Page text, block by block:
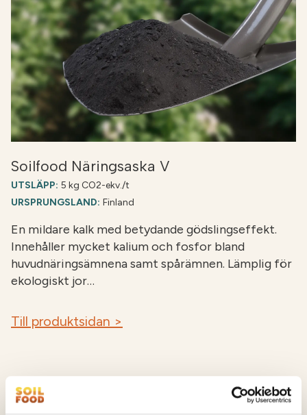
Soilfood Näringsaska V
UTSLÄPP: 5 kg CO2-ekv./t
URSPRUNGSLAND: Finland
En mildare kalk med betydande gödslingseffekt.
Innehåller mycket kalium och fosfor bland
huvudnäringsämnena samt spårämnen. Lämplig för
ekologiskt jor…
Till produktsidan >